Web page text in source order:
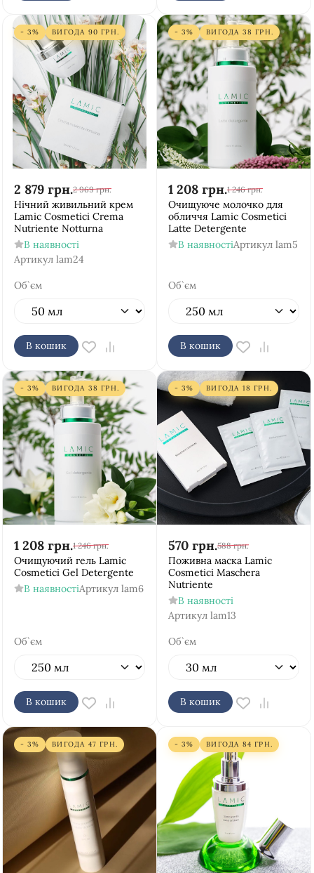
- 3% ВИГОДА 90 ГРН.
2 879 грн.2 969 грн.
Нічний живильний крем
Lamic Cosmetici Crema
Nutriente Notturna
В наявності
Артикул lam24
Об`єм
В кошик
- 3% ВИГОДА 38 ГРН.
1 208 грн.1 246 грн.
Очищуюче молочко для
обличчя Lamic Cosmetici
Latte Detergente
В наявностіАртикул lam5
Об`єм
В кошик
- 3% ВИГОДА 38 ГРН.
1 208 грн.1 246 грн.
Очищуючий гель Lamic
Cosmetici Gel Detergente
В наявностіАртикул lam6
Об`єм
В кошик
- 3% ВИГОДА 18 ГРН.
570 грн.588 грн.
Поживна маска Lamic
Cosmetici Maschera
Nutriente
В наявності
Артикул lam13
Об`єм
В кошик
- 3% ВИГОДА 47 ГРН. - 3% ВИГОДА 84 ГРН.